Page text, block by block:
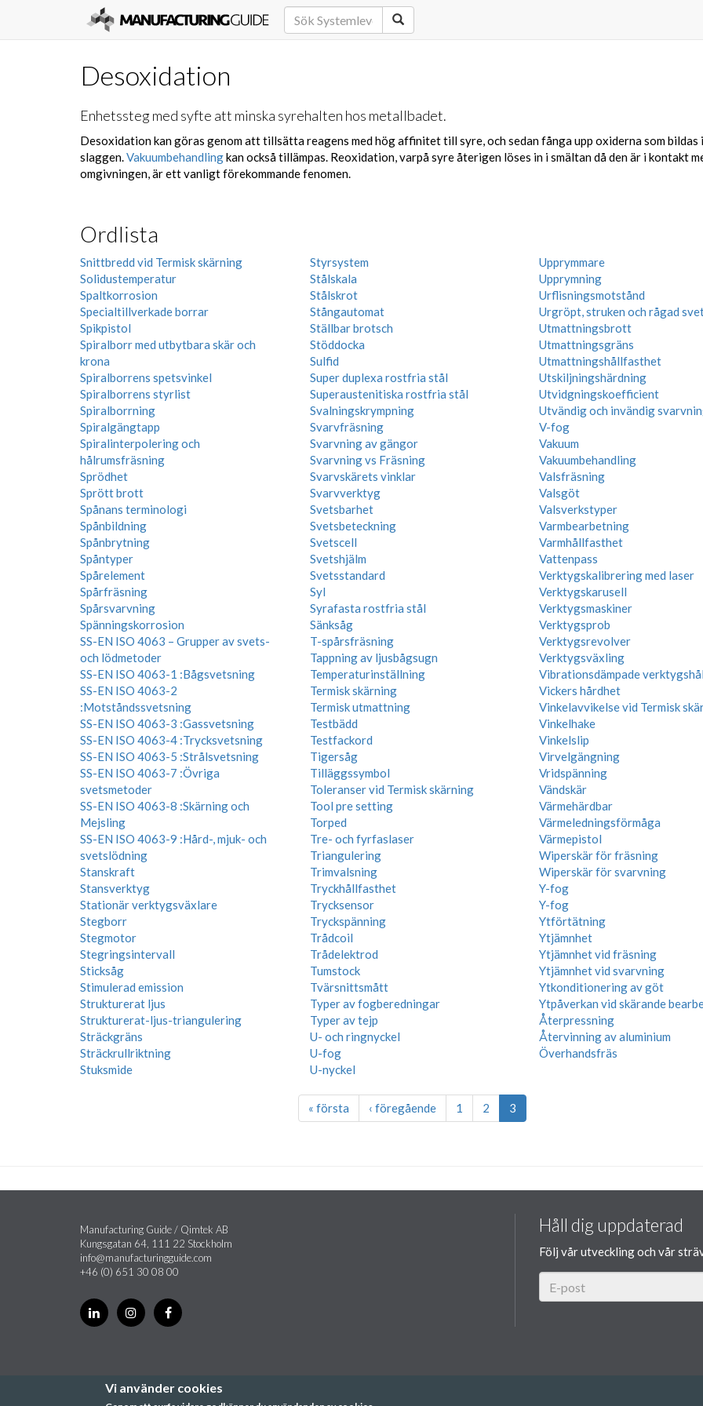
Desoxidation
Enhetssteg med syfte att minska syrehalten hos metallbadet.
Desoxidation kan göras genom att tillsätta reagens med hög affinitet till syre, och sedan fånga upp oxiderna som bildas i
slaggen.Vakuumbehandlingkan också tillämpas. Reoxidation, varpå syre återigen löses in i smältan då den är i kontakt
omgivningen, är ett vanligt förekommande fenomen.
Ordlista
Snittbredd vid Termisk skärning
Solidustemperatur
Spaltkorrosion
Specialtillverkade borrar
Spikpistol
Spiralborr med utbytbara skär och
krona
Spiralborrens spetsvinkel
Spiralborrens styrlist
Spiralborrning
Spiralgängtapp
Spiralinterpolering och
hålrumsfräsning
Sprödhet
Sprött brott
Spånans terminologi
Spånbildning
Spånbrytning
Spåntyper
Spårelement
Spårfräsning
Spårsvarvning
Spänningskorrosion
SS-EN ISO 4063 – Grupper av svets-
och lödmetoder
SS-EN ISO 4063-1 :Bågsvetsning
SS-EN ISO 4063-2
:Motståndssvetsning
SS-EN ISO 4063-3 :Gassvetsning
SS-EN ISO 4063-4 :Trycksvetsning
SS-EN ISO 4063-5 :Strålsvetsning
SS-EN ISO 4063-7 :Övriga
svetsmetoder
SS-EN ISO 4063-8 :Skärning och
Mejsling
SS-EN ISO 4063-9 :Hård-, mjuk- och
svetslödning
Stanskraft
Stansverktyg
Stationär verktygsväxlare
Stegborr
Stegmotor
Stegringsintervall
Sticksåg
Stimulerad emission
Strukturerat ljus
Strukturerat-ljus-triangulering
Sträckgräns
Sträckrullriktning
Stuksmide
Styrsystem
Stålskala
Stålskrot
Stångautomat
Ställbar brotsch
Stöddocka
Sulfid
Super duplexa rostfria stål
Superaustenitiska rostfria stål
Svalningskrympning
Svarvfräsning
Svarvning av gängor
Svarvning vs Fräsning
Svarvskärets vinklar
Svarvverktyg
Svetsbarhet
Svetsbeteckning
Svetscell
Svetshjälm
Svetsstandard
Syl
Syrafasta rostfria stål
Sänksåg
T-spårsfräsning
Tappning av ljusbågsugn
Temperaturinställning
Termisk skärning
Termisk utmattning
Testbädd
Testfackord
Tigersåg
Tilläggssymbol
Toleranser vid Termisk skärning
Tool pre setting
Torped
Tre- och fyrfaslaser
Triangulering
Trimvalsning
Tryckhållfasthet
Trycksensor
Tryckspänning
Trådcoil
Trådelektrod
Tumstock
Tvärsnittsmått
Typer av fogberedningar
Typer av tejp
U- och ringnyckel
U-fog
U-nyckel
Upprymmare
Upprymning
Urflisningsmotstånd
Urgröpt, struken och rågad
Utmattningsbrott
Utmattningsgräns
Utmattningshållfasthet
Utskiljningshärdning
Utvidgningskoefficient
Utvändig och invändig
V-fog
Vakuum
Vakuumbehandling
Valsfräsning
Valsgöt
Valsverkstyper
Varmbearbetning
Varmhållfasthet
Vattenpass
Verktygskalibrering med laser
Verktygskarusell
Verktygsmaskiner
Verktygsprob
Verktygsrevolver
Verktygsväxling
Vibrationsdämpade
Vickers hårdhet
Vinkelavvikelse vid Termisk
Vinkelhake
Vinkelslip
Virvelgängning
Vridspänning
Vändskär
Värmehärdbar
Värmeledningsförmåga
Värmepistol
Wiperskär för fräsning
Wiperskär för svarvning
Y-fog
Y-fog
Ytförtätning
Ytjämnhet
Ytjämnhet vid fräsning
Ytjämnhet vid svarvning
Ytkonditionering av göt
Ytpåverkan vid skärande
Återpressning
Återvinning av aluminium
Överhandsfräs
« första ‹ föregående 1 2 3
Manufacturing Guide / Qimtek AB
Kungsgatan 64, 111 22 Stockholm
info@manufacturingguide.com
+46 (0) 651 30 08 00
Håll dig uppdaterad
Följ vår utveckling och vår
Vi använder cookies